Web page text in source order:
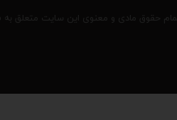
حقوق مادی و معنوی این سایت متعلق به